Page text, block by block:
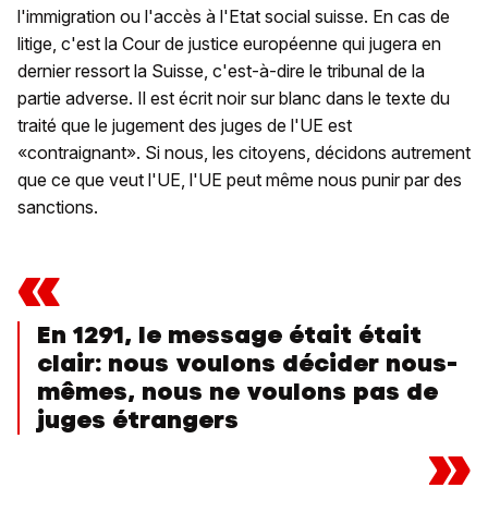
l'immigration ou l'accès à l'Etat social suisse. En cas de
litige, c'est la Cour de justice européenne qui jugera en
dernier ressort la Suisse, c'est-à-dire le tribunal de la
partie adverse. Il est écrit noir sur blanc dans le texte du
traité que le jugement des juges de l'UE est
«contraignant». Si nous, les citoyens, décidons autrement
que ce que veut l'UE, l'UE peut même nous punir par des
sanctions.
«
En 1291, le message était était
clair: nous voulons décider nous-
mêmes, nous ne voulons pas de
juges étrangers
»